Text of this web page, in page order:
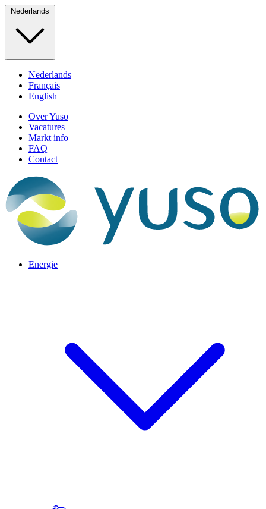
Nederlands
Nederlands
Français
English
Over Yuso
Vacatures
Markt info
FAQ
Contact
Energie